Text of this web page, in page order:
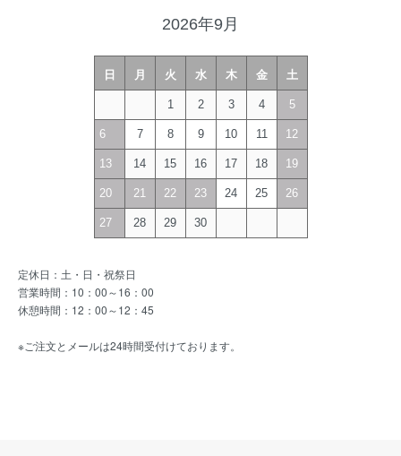
2026年9月
日 月 火 水 木 金 土
1 2 3 4 5
6 7 8 9 10 11 12
13 14 15 16 17 18 19
20 21 22 23 24 25 26
27 28 29 30
定休日：土・日・祝祭日
営業時間：10：00～16：00
休憩時間：12：00～12：45
※ご注文とメールは24時間受付けております。